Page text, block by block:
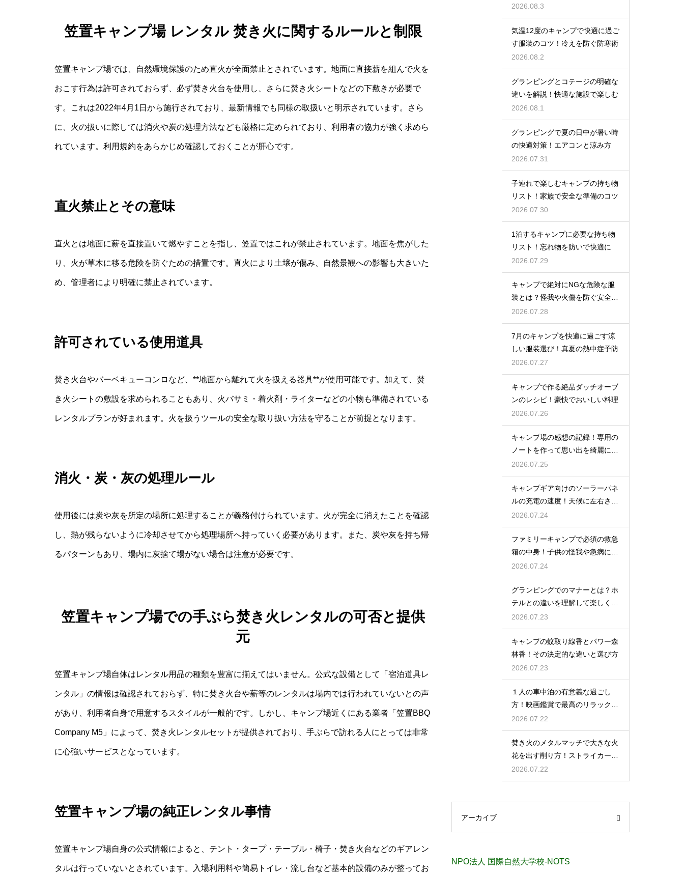
笠置キャンプ場 レンタル 焚き火に関するルールと制限
笠置キャンプ場では、自然環境保護のため直火が全面禁止とされています。地面に直接薪を組んで火を
おこす行為は許可されておらず、必ず焚き火台を使用し、さらに焚き火シートなどの下敷きが必要で
す。これは2022年4月1日から施行されており、最新情報でも同様の取扱いと明示されています。さら
に、火の扱いに際しては消火や炭の処理方法なども厳格に定められており、利用者の協力が強く求めら
れています。利用規約をあらかじめ確認しておくことが肝心です。
直火禁止とその意味
直火とは地面に薪を直接置いて燃やすことを指し、笠置ではこれが禁止されています。地面を焦がした
り、火が草木に移る危険を防ぐための措置です。直火により土壌が傷み、自然景観への影響も大きいた
め、管理者により明確に禁止されています。
許可されている使用道具
焚き火台やバーベキューコンロなど、**地面から離れて火を扱える器具**が使用可能です。加えて、焚
き火シートの敷設を求められることもあり、火バサミ・着火剤・ライターなどの小物も準備されている
レンタルプランが好まれます。火を扱うツールの安全な取り扱い方法を守ることが前提となります。
消火・炭・灰の処理ルール
使用後には炭や灰を所定の場所に処理することが義務付けられています。火が完全に消えたことを確認
し、熱が残らないように冷却させてから処理場所へ持っていく必要があります。また、炭や灰を持ち帰
るパターンもあり、場内に灰捨て場がない場合は注意が必要です。
笠置キャンプ場での手ぶら焚き火レンタルの可否と提供
元
笠置キャンプ場自体はレンタル用品の種類を豊富に揃えてはいません。公式な設備として「宿泊道具レ
ンタル」の情報は確認されておらず、特に焚き火台や薪等のレンタルは場内では行われていないとの声
があり、利用者自身で用意するスタイルが一般的です。しかし、キャンプ場近くにある業者「笠置BBQ
Company M5」によって、焚き火レンタルセットが提供されており、手ぶらで訪れる人にとっては非常
に心強いサービスとなっています。
笠置キャンプ場の純正レンタル事情
笠置キャンプ場自身の公式情報によると、テント・タープ・テーブル・椅子・焚き火台などのギアレン
タルは行っていないとされています。入場利用料や簡易トイレ・流し台など基本的設備のみが整ってお
ア
2026.08.3
気温12度のキャンプで快適に過ご
す服装のコツ！冷えを防ぐ防寒術
2026.08.2
グランピングとコテージの明確な
違いを解説！快適な施設で楽しむ
2026.08.1
グランピングで夏の日中が暑い時
の快適対策！エアコンと涼み方
2026.07.31
子連れで楽しむキャンプの持ち物
リスト！家族で安全な準備のコツ
2026.07.30
1泊するキャンプに必要な持ち物
リスト！忘れ物を防いで快適に
2026.07.29
キャンプで絶対にNGな危険な服
装とは？怪我や火傷を防ぐ安全対
策
2026.07.28
7月のキャンプを快適に過ごす涼
しい服装選び！真夏の熱中症予防
2026.07.27
キャンプで作る絶品ダッチオーブ
ンのレシピ！豪快でおいしい料理
2026.07.26
キャンプ場の感想の記録！専用の
ノートを作って思い出を綺麗に残
そう
2026.07.25
キャンプギア向けのソーラーパネ
ルの充電の速度！天候に左右され
ない選び方
2026.07.24
ファミリーキャンプで必須の救急
箱の中身！子供の怪我や急病に備
えるセット
2026.07.24
グランピングでのマナーとは？ホ
テルとの違いを理解して楽しく過
ごす
2026.07.23
キャンプの蚊取り線香とパワー森
林香！その決定的な違いと選び方
2026.07.23
１人の車中泊の有意義な過ごし
方！映画鑑賞で最高のリラックス
タイム
2026.07.22
焚き火のメタルマッチで大きな火
花を出す削り方！ストライカーの
角度の秘密
2026.07.22
アーカイブ
NPO法人 国際自然大学校-NOTS